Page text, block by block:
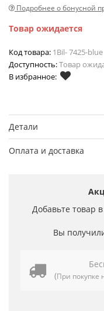
Подробнее о бонусной
Товар ожидается
Код товара: 1Bil- 7425-blue
Доступность:Товар
В избранное:
Детали
Оплата и доставка
Добавьте товар
Вы
(При покупке